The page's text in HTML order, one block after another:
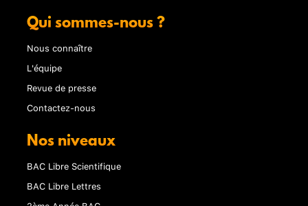
Qui sommes-nous ?
Nous connaître
L'équipe
Revue de presse
Contactez-nous
Nos niveaux
BAC Libre Scientifique
BAC Libre Lettres